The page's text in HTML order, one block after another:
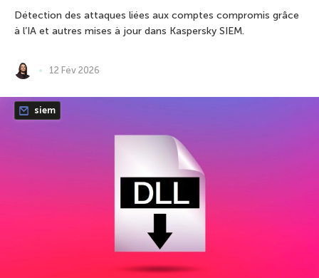
Détection des attaques liées aux comptes compromis grâce
à l’IA et autres mises à jour dans Kaspersky SIEM.
12 Fév 2026
siem